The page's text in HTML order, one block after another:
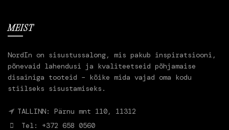
MEIST
NordIn on sisustussalong, mis pakub inspiratsiooni,
põnevaid lahendusi ja kvaliteetseid põhjamaise
disainiga tooteid – kõike mida vajad oma kodu
stiilseks sisustamiseks.
TALLINN: Pärnu mnt 110, 11312
Tel: +372 658 0560